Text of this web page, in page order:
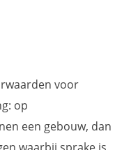
voor
op
een gebouw, dan